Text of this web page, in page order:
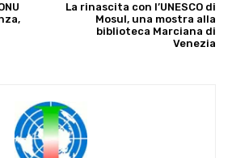
La rinascita con l’UNESCO di
Mosul, una mostra alla
biblioteca Marciana di
Venezia